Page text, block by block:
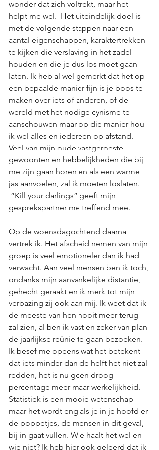
wonder dat zich voltrekt, maar het
helpt me wel.  Het uiteindelijk doel is
met de volgende stappen naar een
aantal eigenschappen, karaktertrekken
te kijken die verslaving in het zadel
houden en die je dus los moet gaan
laten. Ik heb al wel gemerkt dat het op
een bepaalde manier fijn is je boos te
maken over iets of anderen, of de
wereld met het nodige cynisme te
aanschouwen maar op die manier hou
ik wel alles en iedereen op afstand.
Veel van mijn oude vastgeroeste
gewoonten en hebbelijkheden die bij
me zijn gaan horen en als een warme
jas aanvoelen, zal ik moeten loslaten.
“Kill your darlings” geeft mijn
gesprekspartner me treffend mee.
Op de woensdagochtend daarna
vertrek ik. Het afscheid nemen van mijn
groep is veel emotioneler dan ik had
verwacht. Aan veel mensen ben ik toch,
ondanks mijn aanvankelijke distantie,
gehecht geraakt en ik merk tot mijn
verbazing zij ook aan mij. Ik weet dat ik
de meeste van hen nooit meer terug
zal zien, al ben ik vast en zeker van plan
de jaarlijkse reünie te gaan bezoeken.
Ik besef me opeens wat het betekent
dat iets minder dan de helft het niet zal
redden, het is nu geen droog
percentage meer maar werkelijkheid.
Statistiek is een mooie wetenschap
maar het wordt eng als je in je hoofd er
de poppetjes, de mensen in dit geval,
bij in gaat vullen. Wie haalt het wel en
wie niet? Ik heb hier ook geleerd dat ik